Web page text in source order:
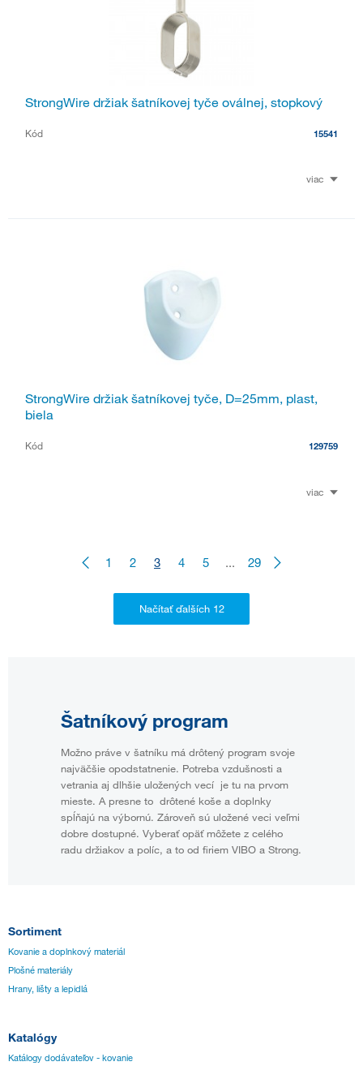
StrongWire držiak šatníkovej tyče oválnej, stopkový
Kód 15541
viac
StrongWire držiak šatníkovej tyče, D=25mm, plast,
biela
Kód 129759
viac
1 2 3 4 5 ... 29
Šatníkový program
Možno práve v šatníku má drôtený program svoje
najväčšie opodstatnenie. Potreba vzdušnosti a
vetrania aj dlhšie uložených vecí je tu na prvom
mieste. A presne to drôtené koše a doplnky
spĺňajú na výbornú. Zároveň sú uložené veci veľmi
dobre dostupné. Vyberať opäť môžete z celého
radu držiakov a políc, a to od firiem VIBO a Strong.
Sortiment
Kovanie a doplnkový materiál
Plošné materiály
Hrany, lišty a lepidlá
Katalógy
Katálogy dodávateľov - kovanie